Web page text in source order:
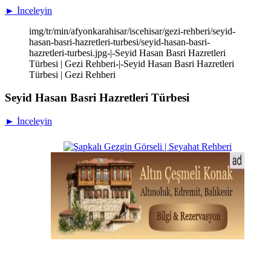
► İnceleyin
img/tr/min/afyonkarahisar/iscehisar/gezi-rehberi/seyid-
hasan-basri-hazretleri-turbesi/seyid-hasan-basri-
hazretleri-turbesi.jpg-|-Seyid Hasan Basri Hazretleri
Türbesi | Gezi Rehberi-|-Seyid Hasan Basri Hazretleri
Türbesi | Gezi Rehberi
Seyid Hasan Basri Hazretleri Türbesi
► İnceleyin